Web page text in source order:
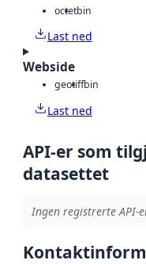
octetbin
Last ned
Webside
geotiffbin
Last ned
API-er som
datasettet
Ingen registrerte API-